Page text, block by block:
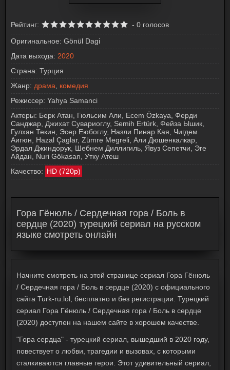
Рейтинг: - 0 голосов
Оригинальное: Gönül Dagi
Дата выхода: 2020
Страна: Турция
Жанр: драма
комедия
Режиссер: Yahya Samanci
Актеры: Берк Атан, Гюльсим Али, Ecem Özkaya, Ферди
Санджар, Джихат Сувариоглу, Semih Ertürk, Фейза Ышик,
Гулхан Текин, Эсер Еюбоглу, Назли Пинар Кая, Чигдем
Аигюн, Hazal Çaglar, Zümre Megreli, Али Дюшенкалкар,
Эрдал Джиндорук, Шебнем Диллигиль, Явуз Сепетчи, Эге
Айдан, Nuri Gökasan, Утку Атеш
Качество: HD (720p)
Гора Гёнюль / Сердечная гора / Боль в
сердце (2020) турецкий сериал на русском
языке смотреть онлайн
Начните смотреть на этой странице сериал Гора Гёнюль
/ Сердечная гора / Боль в сердце (2020) с официального
сайта Turk-ru.lol, бесплатно и без регистрации. Турецкий
сериал Гора Гёнюль / Сердечная гора / Боль в сердце
(2020) доступен на нашем сайте в хорошем качестве.
"Гора сердца" - турецкий сериал, вышедший в 2020 году,
повествует о любви, трагедии и вызовах, с которыми
сталкиваются главные герои. Этот удивительный сериал,